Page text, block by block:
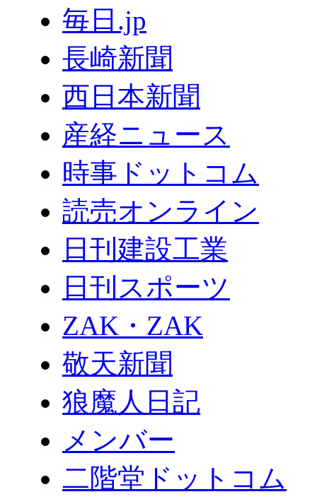
毎日.jp
長崎新聞
西日本新聞
産経ニュース
時事ドットコム
読売オンライン
日刊建設工業
日刊スポーツ
ZAK・ZAK
敬天新聞
狼魔人日記
メンバー
二階堂ドットコム